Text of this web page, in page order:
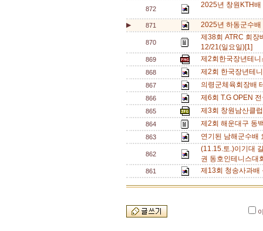
872 2025년 창원KTH
▶ 871 2025년 하동군수
870
제38회 ATRC 회장
12/21(일요일)[1]
869 제2회한국장년테
868 제2회 한국장년테
867 의령군체육회장배
866 제6회 T.G OPEN
865 제3회 창원남산클
864 제2회 해운대구 동
863 연기된 남해군수
862
(11.15.토.)이기대
권 동호인테니스
861 제13회 청송사과